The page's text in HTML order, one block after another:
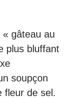
gâteau au
plus bluffant
soupçon
fleur de sel.